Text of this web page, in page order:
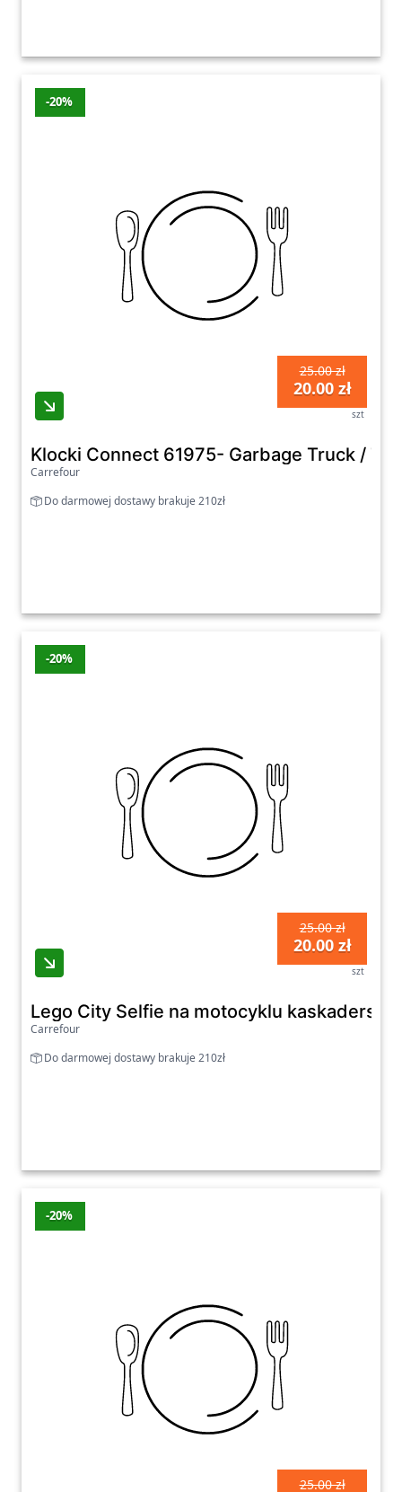
-20%
25.00 zł
20.00 zł
szt
Klocki Connect 61975- Garbage Truck /
Carrefour
Do darmowej dostawy brakuje 210zł
-20%
25.00 zł
20.00 zł
szt
Lego City Selfie na motocyklu
Carrefour
Do darmowej dostawy brakuje 210zł
-20%
25.00 zł